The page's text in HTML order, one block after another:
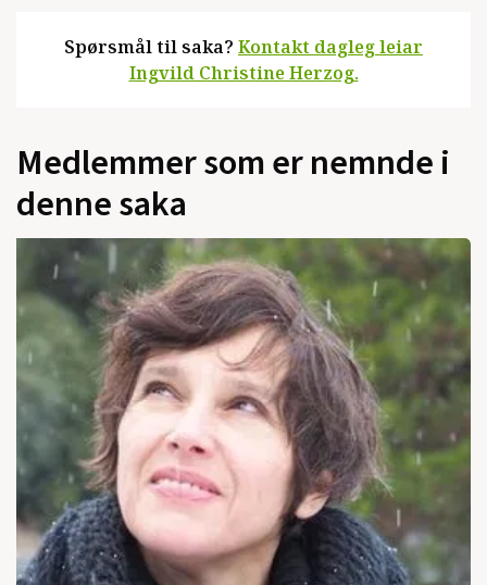
Spørsmål til saka? Kontakt dagleg leiar
Ingvild Christine Herzog.
Medlemmer som er nemnde i
denne saka